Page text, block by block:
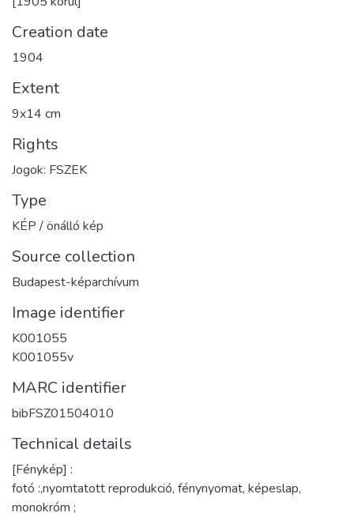
Creation date
1904
Extent
9x14 cm
Rights
Jogok: FSZEK
Type
KÉP / önálló kép
Source collection
Budapest-képarchívum
Image identifier
K001055
K001055v
MARC identifier
bibFSZ01504010
Technical details
[Fénykép] :
fotó :,nyomtatott reprodukció, fénynyomat, képeslap,
monokróm ;